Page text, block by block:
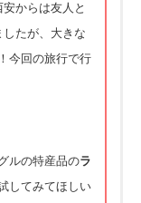
からは友人と
たが、大きな
今回の旅行で行
ルの特産品のラ
してみてほしい